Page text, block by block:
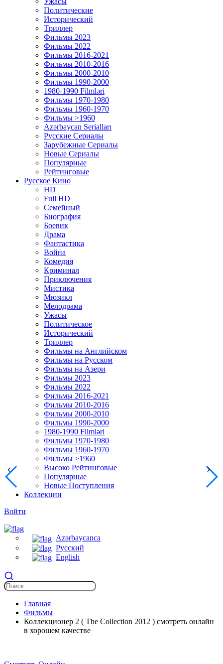
Политические
Исторический
Tриллер
Фильмы 2023
Фильмы 2022
Фильмы 2016-2021
Фильмы 2010-2016
Фильмы 2000-2010
Фильмы 1990-2000
1980-1990 Filmləri
Фильмы 1970-1980
Фильмы 1960-1970
Фильмы >1960
Azərbaycan Serialları
Русские Сериалы
Зарубежные Сериалы
Новые Сериалы
Популярные
Рейтинговые
Русское Кино
HD
Full HD
Семейный
Биография
Боевик
Драма
Фантастика
Война
Комедия
Криминал
Приключения
Мистика
Мюзикл
Мелодрама
Ужасы
Политическое
Исторический
Tриллер
Фильмы на Английском
Фильмы на Русском
Фильмы на Азери
Фильмы 2023
Фильмы 2022
Фильмы 2016-2021
Фильмы 2010-2016
Фильмы 2000-2010
Фильмы 1990-2000
1980-1990 Filmləri
Фильмы 1970-1980
Фильмы 1960-1970
Фильмы >1960
Высоко Рейтинговые
Популярные
Новые Поступления
Коллекции
Войти
Azərbaycanca
Русский
English
Главная
Фильмы
Коллекционер 2 ( The Collection 2012 ) смотреть онлайн
в хорошем качестве